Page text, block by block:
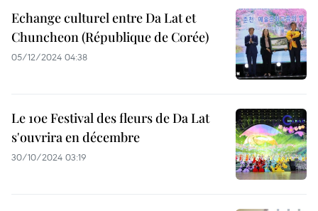
Echange culturel entre Da Lat et
Chuncheon (République de Corée)
05/12/2024 04:38
Le 10e Festival des fleurs de Da Lat
s'ouvrira en décembre
30/10/2024 03:19